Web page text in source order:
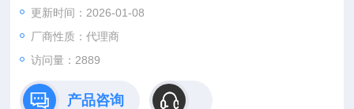
◆半自动测量时具有单键操作功能
更新时间：2026-01-08
厂商性质：代理商
访问量：2889
产品咨询